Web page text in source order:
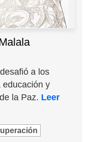
a los
educación y
la Paz. Leer